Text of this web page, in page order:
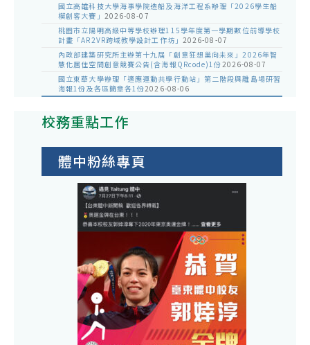
國立高雄科技大學海事學院造船及海洋工程系辦理「2026學生船
模創客大賽」 2026-08-07
桃園市立陽明高級中等學校辦理115學年度第一學期數位前導學校
計畫「AR2VR跨域教學設計工作坊」 2026-08-07
內政部建築研究所主辦第十九屆「創意狂想巢向未來」2026年智
慧化居住空間創意競賽公告(含海報QRcode)1份2026-08-07
國立東華大學辦理「適應運動共學行動站」第二階段與離島場研習
海報1份及各區簡章各1份2026-08-06
校務重點工作
體中粉絲專頁